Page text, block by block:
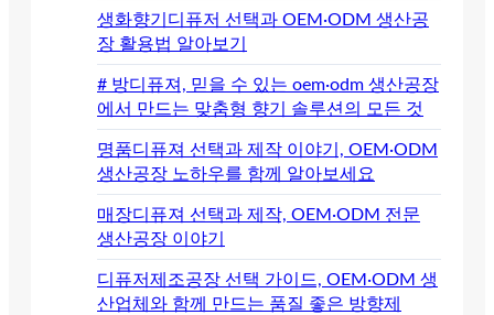
생화향기디퓨저 선택과 OEM·ODM 생산공
장 활용법 알아보기
# 방디퓨져, 믿을 수 있는 oem·odm 생산공장
에서 만드는 맞춤형 향기 솔루션의 모든 것
명품디퓨져 선택과 제작 이야기, OEM·ODM
생산공장 노하우를 함께 알아보세요
매장디퓨져 선택과 제작, OEM·ODM 전문
생산공장 이야기
디퓨저제조공장 선택 가이드, OEM·ODM 생
산업체와 함께 만드는 품질 좋은 방향제